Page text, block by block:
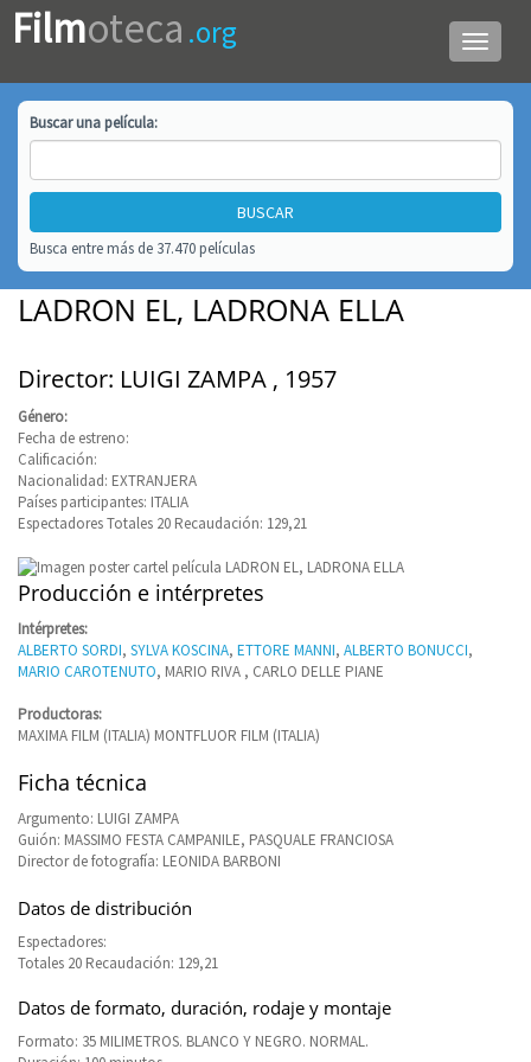
Menú
de
Filmoteca .org
Buscar unapelícula:
Busca entre más de 37.470 películas
LADRON EL, LADRONA ELLA
Director: LUIGI ZAMPA , 1957
Género:
Fecha de estreno:
Calificación:
Nacionalidad: EXTRANJERA
Países participantes: ITALIA
Espectadores Totales 20 Recaudación: 129,21
Producción e intérpretes
Intérpretes:
ALBERTO SORDI, SYLVA KOSCINA, ETTORE MANNI, ALBERTO BONUCCI,
MARIO CAROTENUTO, MARIO RIVA , CARLO DELLE PIANE
Productoras:
MAXIMA FILM (ITALIA) MONTFLUOR FILM (ITALIA)
Ficha técnica
Argumento: LUIGI ZAMPA
Guión: MASSIMO FESTA CAMPANILE, PASQUALE FRANCIOSA
Director de fotografía: LEONIDA BARBONI
Datos de distribución
Espectadores:
Totales 20 Recaudación: 129,21
Datos de formato, duración, rodaje y montaje
Formato: 35 MILIMETROS. BLANCO Y NEGRO. NORMAL.